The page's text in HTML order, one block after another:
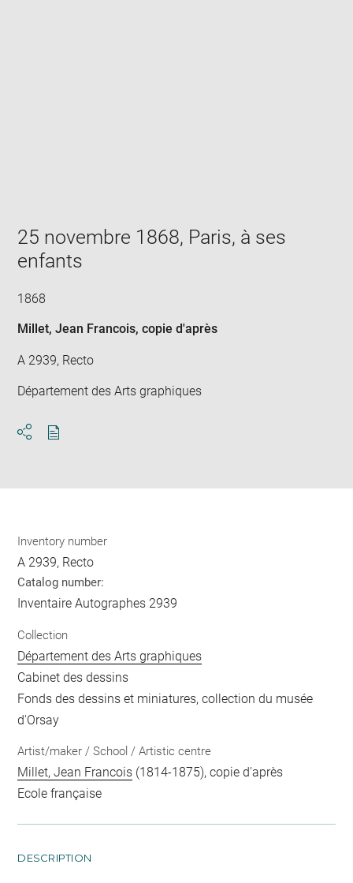
window
25 novembre 1868, Paris, à ses
enfants
1868
Millet, Jean Francois, copie d'après
A 2939, Recto
Département des Arts graphiques
Inventory number
A 2939, Recto
Catalog number:
Inventaire Autographes 2939
Collection
Département des Arts graphiques
Cabinet des dessins
Fonds des dessins et miniatures, collection du musée
d'Orsay
Artist/maker / School / Artistic centre
Millet, Jean Francois (1814-1875), copie d'après
Ecole française
DESCRIPTION